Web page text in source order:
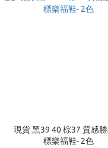
現貨 黑39 40 棕37 質感
標樂福鞋- 2色